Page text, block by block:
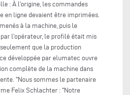
: À l'origine, les commandes
en ligne devaient être imprimées.
à la machine, puis le
l'opérateur, le profilé était mis
que la production
développée par elumatec ouvre
complète de la machine dans
"Nous sommes le partenaire
Felix Schlachter : "Notre